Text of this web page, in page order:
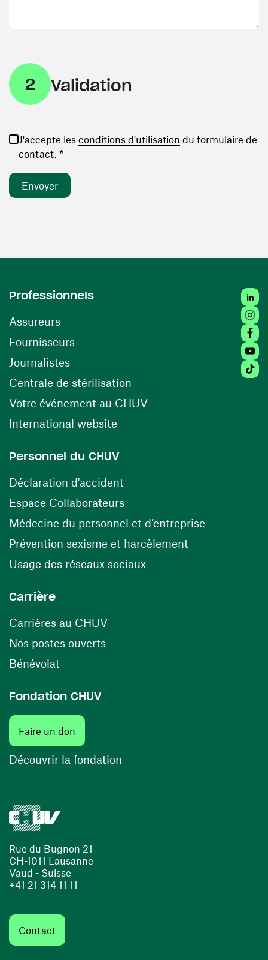
2 Validation
J'accepte les conditions d'utilisation (ouvre une
du formulaire de
contact. *
Rue du Bugnon 21
CH-1011 Lausanne
Vaud - Suisse
+41 21 314 11 11
Contact
Professionnels
Assureurs
Fournisseurs(ouvre une nouvelle fenêtre)
Journalistes
Centrale de stérilisation (ouvre une nouvelle
Votre événement au CHUV(ouvre une nouvelle
International website
Personnel du CHUV
Déclaration d'accident
Espace Collaborateurs(ouvre une nouvelle fenêtre)
Médecine du personnel et d’entreprise
Prévention sexisme et harcèlement
Usage des réseaux sociaux(ouvre une nouvelle
Carrière
Carrières au CHUV(ouvre une nouvelle fenêtre)
Nos postes ouverts(ouvre une nouvelle fenêtre)
Bénévolat
Fondation CHUV
Faire un don
Découvrir la fondation